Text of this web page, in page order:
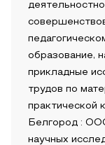
образование,
прикладные
трудов по
практической
Белгород :
научных